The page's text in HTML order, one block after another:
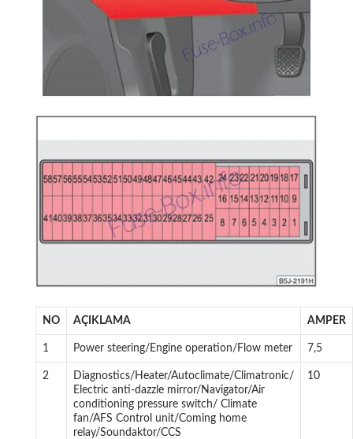
NO AÇIKLAMA AMPER
1 Power steering/Engine operation/Flow meter 7,5
2
Diagnostics/Heater/Autoclimate/Climatronic/
Electric anti-dazzle mirror/Navigator/Air
conditioning pressure switch/ Climate
fan/AFS Control unit/Coming home
relay/Soundaktor/CCS
10